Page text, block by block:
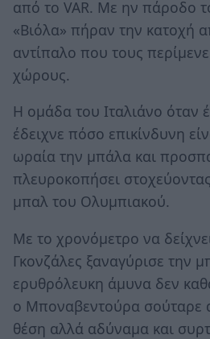
από το VAR. Με ην πάροδο
«Βιόλα» πήραν την κατοχή
αντίπαλο που τους
χώρους.
Η ομάδα του Ιταλιάνο όταν
έδειχνε πόσο επικίνδυνη
ωραία την μπάλα και
πλευροκοπήσει
μπαλ του Ολυμπιακού.
Με το χρονόμετρο να
Γκονζάλες ξαναγύρισε την
ερυθρόλευκη άμυνα δεν
ο Μποναβεντούρα σούταρε
θέση αλλά αδύναμα και